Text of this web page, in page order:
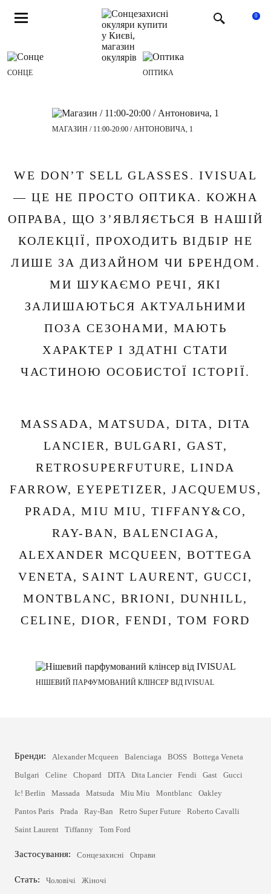
0
СОНЦЕ ОПТИКА
МАГАЗИН / 11:00-20:00 / АНТОНОВИЧА, 1
WE DON’T SELL GLASSES. IVISUAL
— ЦЕ НЕ ПРОСТО ОПТИКА. КОЖНА
ОПРАВА, ЩО З’ЯВЛЯЄТЬСЯ В НАШІЙ
КОЛЕКЦІЇ, ПРОХОДИТЬ ВІДБІР НЕ
ЛИШЕ ЗА ДИЗАЙНОМ ЧИ БРЕНДОМ.
МИ ШУКАЄМО РЕЧІ, ЯКІ
ЗАЛИШАЮТЬСЯ АКТУАЛЬНИМИ
ПОЗА СЕЗОНАМИ, МАЮТЬ
ХАРАКТЕР І ЗДАТНІ СТАТИ
ЧАСТИНОЮ ОСОБИСТОЇ ІСТОРІЇ.
MASSADA, MATSUDA, DITA, DITA
LANCIER, BULGARI, GAST,
RETROSUPERFUTURE, LINDA
FARROW, EYEPETIZER, JACQUEMUS,
PRADA, MIU MIU, TIFFANY&CO,
RAY-BAN, BALENCIAGA,
ALEXANDER MCQUEEN, BOTTEGA
VENETA, SAINT LAURENT, GUCCI,
MONTBLANC, BRIONI, DUNHILL,
CELINE, DIOR, FENDI, TOM FORD
НІШЕВИЙ ПАРФУМОВАНИЙ КЛІНСЕР ВІД IVISUAL
Бренди: Alexander Mcqueen Balenciaga BOSS
Bottega Veneta
Bulgari
Celine Chopard DITA Dita Lancier Fendi Gast
Gucci
Ic! Berlin
Massada Matsuda Miu Miu Montblanc
Oakley
Pantos Paris
Prada Ray-Ban Retro Super Future
Roberto Cavalli
Saint Laurent
Tiffanny Tom Ford
Застосування: Сонцезахисні Оправи
Стать: Чоловічі Жіночі